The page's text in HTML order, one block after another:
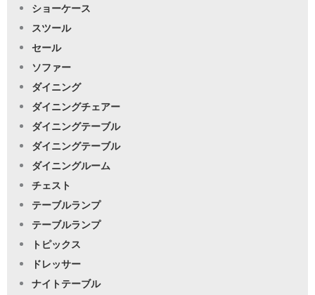
ショーケース
スツール
セール
ソファー
ダイニング
ダイニングチェアー
ダイニングテーブル
ダイニングテーブル
ダイニングルーム
チェスト
テーブルランプ
テーブルランプ
トピックス
ドレッサー
ナイトテーブル